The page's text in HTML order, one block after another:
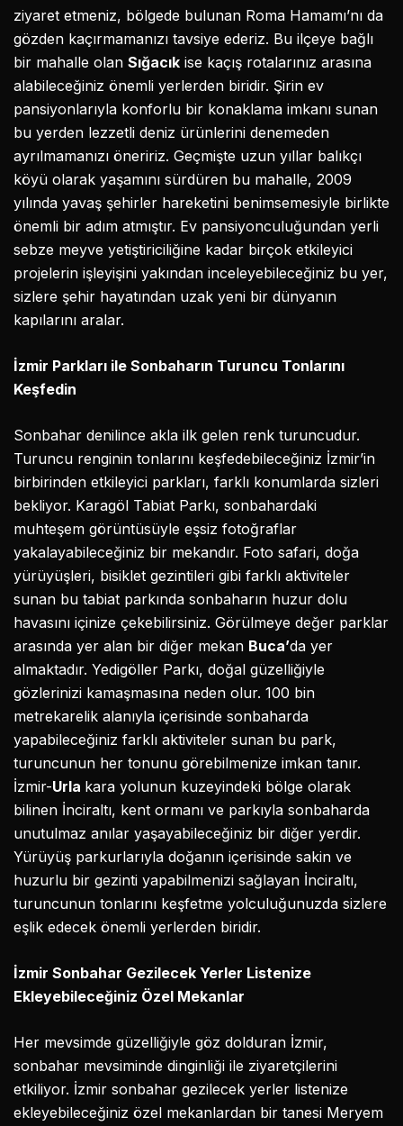
ziyaret etmeniz, bölgede bulunan Roma Hamamı’nı da
gözden kaçırmamanızı tavsiye ederiz. Bu ilçeye bağlı
bir mahalle olan Sığacık ise kaçış rotalarınız arasına
alabileceğiniz önemli yerlerden biridir. Şirin ev
pansiyonlarıyla konforlu bir konaklama imkanı sunan
bu yerden lezzetli deniz ürünlerini denemeden
ayrılmamanızı öneririz. Geçmişte uzun yıllar balıkçı
köyü olarak yaşamını sürdüren bu mahalle, 2009
yılında yavaş şehirler hareketini benimsemesiyle birlikte
önemli bir adım atmıştır. Ev pansiyonculuğundan yerli
sebze meyve yetiştiriciliğine kadar birçok etkileyici
projelerin işleyişini yakından inceleyebileceğiniz bu yer,
sizlere şehir hayatından uzak yeni bir dünyanın
kapılarını aralar.
İzmir Parkları ile Sonbaharın Turuncu Tonlarını
Keşfedin
Sonbahar denilince akla ilk gelen renk turuncudur.
Turuncu renginin tonlarını keşfedebileceğiniz İzmir’in
birbirinden etkileyici parkları, farklı konumlarda sizleri
bekliyor. Karagöl Tabiat Parkı, sonbahardaki
muhteşem görüntüsüyle eşsiz fotoğraflar
yakalayabileceğiniz bir mekandır. Foto safari, doğa
yürüyüşleri, bisiklet gezintileri gibi farklı aktiviteler
sunan bu tabiat parkında sonbaharın huzur dolu
havasını içinize çekebilirsiniz. Görülmeye değer parklar
arasında yer alan bir diğer mekan Buca’da yer
almaktadır. Yedigöller Parkı, doğal güzelliğiyle
gözlerinizi kamaşmasına neden olur. 100 bin
metrekarelik alanıyla içerisinde sonbaharda
yapabileceğiniz farklı aktiviteler sunan bu park,
turuncunun her tonunu görebilmenize imkan tanır.
İzmir-Urla kara yolunun kuzeyindeki bölge olarak
bilinen İnciraltı, kent ormanı ve parkıyla sonbaharda
unutulmaz anılar yaşayabileceğiniz bir diğer yerdir.
Yürüyüş parkurlarıyla doğanın içerisinde sakin ve
huzurlu bir gezinti yapabilmenizi sağlayan İnciraltı,
turuncunun tonlarını keşfetme yolculuğunuzda sizlere
eşlik edecek önemli yerlerden biridir.
İzmir Sonbahar Gezilecek Yerler Listenize
Ekleyebileceğiniz Özel Mekanlar
Her mevsimde güzelliğiyle göz dolduran İzmir,
sonbahar mevsiminde dinginliği ile ziyaretçilerini
etkiliyor. İzmir sonbahar gezilecek yerler listenize
ekleyebileceğiniz özel mekanlardan bir tanesi Meryem